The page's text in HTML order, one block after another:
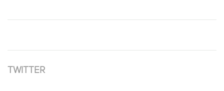
TWITTER